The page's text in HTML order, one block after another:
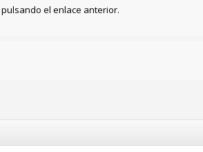
pulsando el enlace anterior.